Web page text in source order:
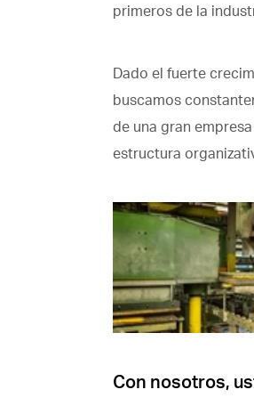
primeros de la
Dado el fuerte
buscamos
de una gran
estructura
Con nosotros,